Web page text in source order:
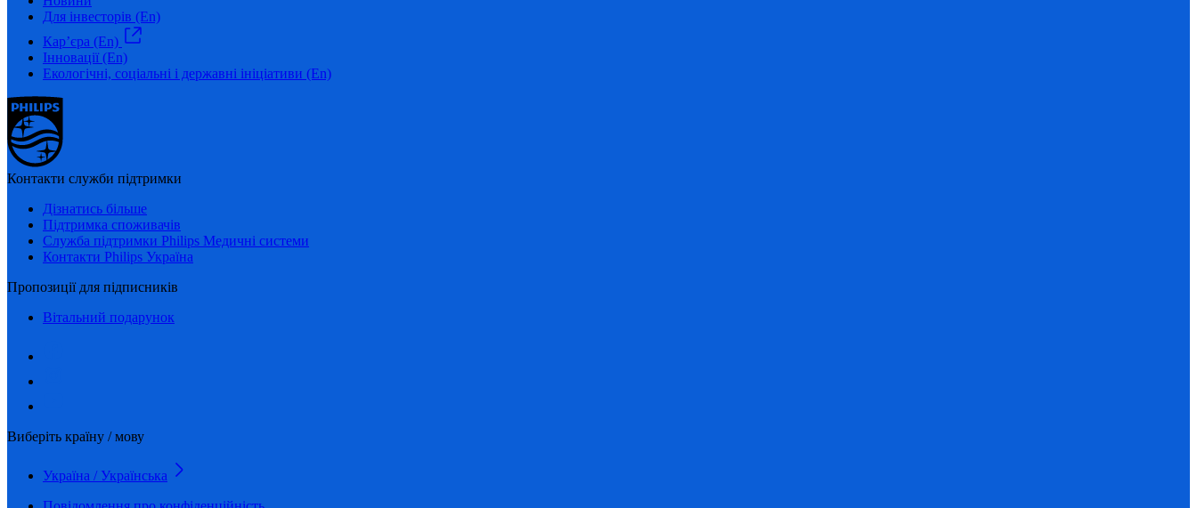
Для інвесторів (En)
Кар’єра (En)
Інновації (En)
Екологічні, соціальні і державні ініціативи (En)
Контакти служби підтримки
Дізнатись більше
Підтримка споживачів
Служба підтримки Philips Медичні системи
Контакти Philips Україна
Пропозиції для підписників
Вітальний подарунок
Виберіть країну / мову
Україна / Українська